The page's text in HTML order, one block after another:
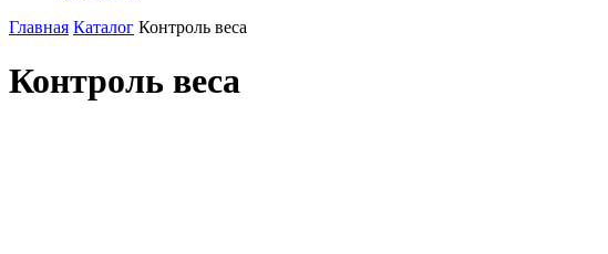
Главная Каталог Контроль веса
Контроль веса